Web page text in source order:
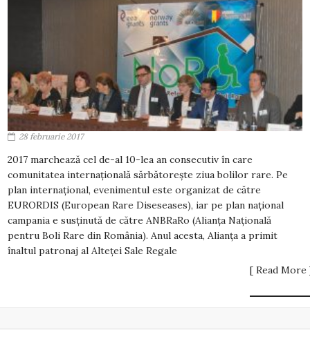
28 februarie 2017
2017 marchează cel de-al 10-lea an consecutiv în care
comunitatea internațională sărbătorește ziua bolilor rare. Pe
plan internațional, evenimentul este organizat de către
EURORDIS (European Rare Diseseases), iar pe plan național
campania e susținută de către ANBRaRo (Alianța Națională
pentru Boli Rare din România). Anul acesta, Alianța a primit
înaltul patronaj al Alteței Sale Regale
[ Read More